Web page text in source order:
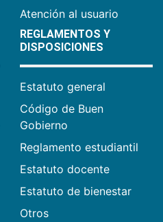
Atención al usuario
REGLAMENTOS Y
DISPOSICIONES
Estatuto general
Código de Buen
Gobierno
Reglamento estudiantil
Estatuto docente
Estatuto de bienestar
Otros